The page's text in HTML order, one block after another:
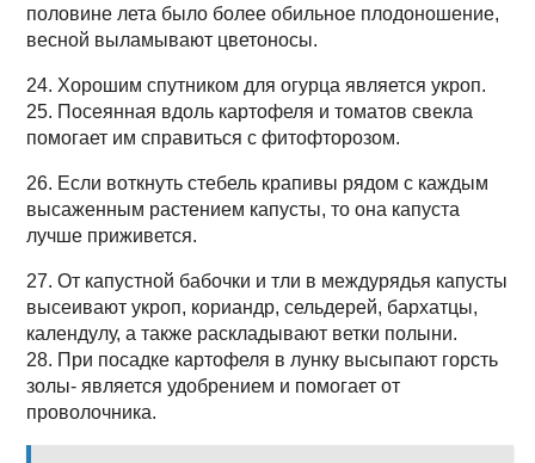
половине лета было более обильное плодоношение,
весной выламывают цветоносы.
24. Хорошим спутником для огурца является укроп.
25. Посеянная вдоль картофеля и томатов свекла
помогает им справиться с фитофторозом.
26. Если воткнуть стебель крапивы рядом с каждым
высаженным растением капусты, то она капуста
лучше приживется.
27. От капустной бабочки и тли в междурядья капусты
высеивают укроп, кориандр, сельдерей, бархатцы,
календулу, а также раскладывают ветки полыни.
28. При посадке картофеля в лунку высыпают горсть
золы- является удобрением и помогает от
проволочника.